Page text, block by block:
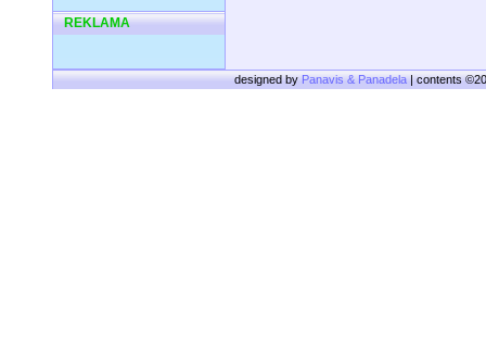
REKLAMA
designed byPanavis & Panadela| contents